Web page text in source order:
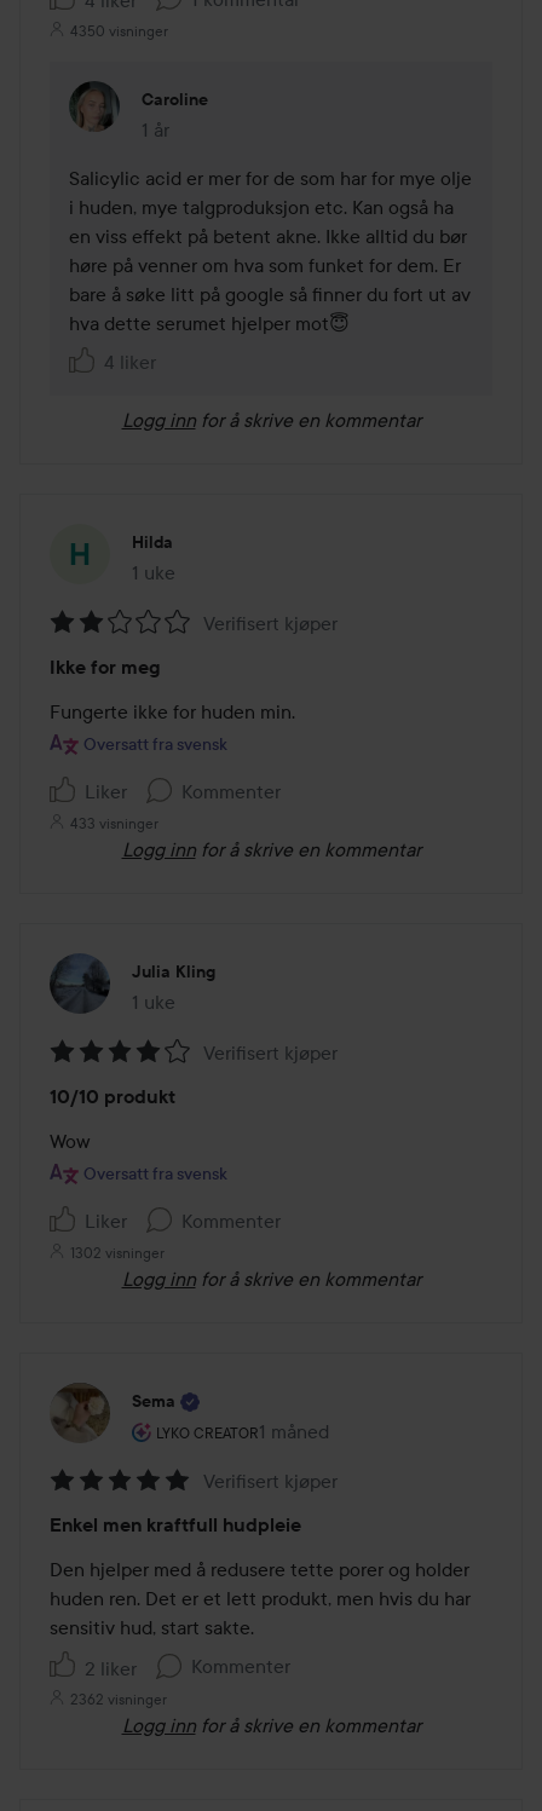
4350 visninger
Caroline
1 år
Kommentaren lades 1 år
Salicylic acid er mer for de som har for mye olje
i huden, mye talgproduksjon etc. Kan også ha
en viss effekt på betent akne. Ikke alltid du bør
høre på venner om hva som funket for dem. Er
bare å søke litt på google så finner du fort ut av
hva dette serumet hjelper mot😇
4 liker
Logg inn for å skrive en kommentar
Hilda
1 uke
Innlegget ble opprettet 1 uke
2
av
5
Verifisert kjøper
Ikke for meg
Fungerte ikke for huden min.
Oversatt fra svensk
Liker Kommenter
433 visninger
Logg inn for å skrive en kommentar
Julia Kling
1 uke
Innlegget ble opprettet 1 uke
4
av
5
Verifisert kjøper
10/10 produkt
Wow
Oversatt fra svensk
Liker Kommenter
1302 visninger
Logg inn for å skrive en kommentar
Sema
LYKO CREATOR
Brukerens rolle: Lyko Creator.
1 måned
Innlegget ble opprettet 1 måned
5
av
5
Verifisert kjøper
Enkel men kraftfull hudpleie
Den hjelper med å redusere tette porer og holder
huden ren. Det er et lett produkt, men hvis du har
sensitiv hud, start sakte.
2 liker
Kommenter
2362 visninger
Logg inn for å skrive en kommentar